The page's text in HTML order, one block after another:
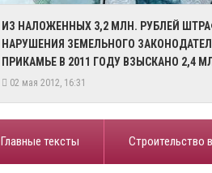
ИЗ НАЛОЖЕННЫХ 3,2 МЛН. РУБЛЕЙ
НАРУШЕНИЯ ЗЕМЕЛЬНОГО
ПРИКАМЬЕ В 2011 ГОДУ ВЗЫСКАНО 2,4
РУБЛЕЙ
02 мая 2012, 16:31
Главные тексты Строительство